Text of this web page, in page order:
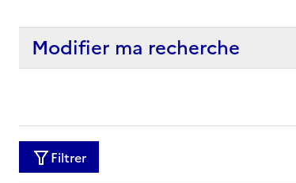
Modifier ma recherche
Filtrer